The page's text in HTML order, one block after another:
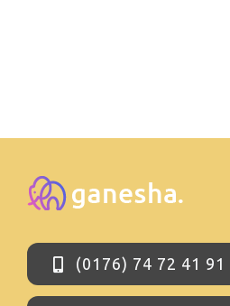
(0176) 74 72 41 91